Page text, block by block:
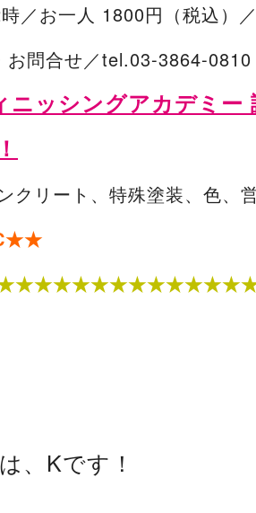
時／お一人 1800円（税込
お問合せ／tel.03-3864-
ニッシングアカデミー
クリート、特殊塗装、色
、Kです！